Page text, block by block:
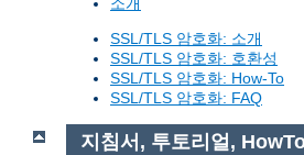
소개
SSL/TLS 암호화: 소개
SSL/TLS 암호화: 호환성
SSL/TLS 암호화: How-To
SSL/TLS 암호화: FAQ
지침서, 투토리얼,